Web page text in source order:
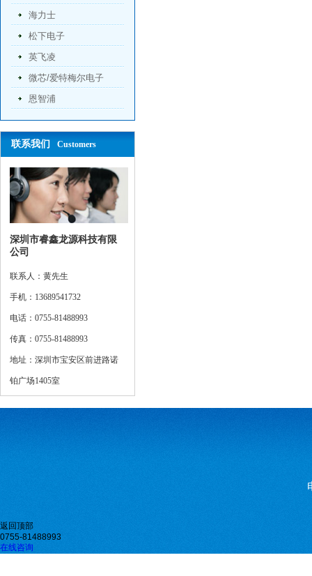
海力士
松下电子
英飞凌
微芯/爱特梅尔电子
恩智浦
联系我们 Customers
深圳市睿鑫龙源科技有限
公司
联系人：黄先生
手机：13689541732
电话：0755-81488993
传真：0755-81488993
地址：深圳市宝安区前进路诺
铂广场1405室
返回顶部
0755-81488993
在线咨询